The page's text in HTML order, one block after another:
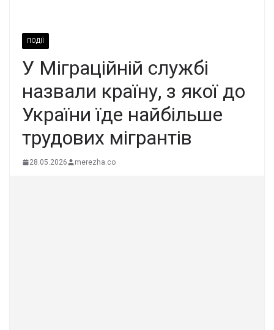
ПОДІЇ
У Міграційній службі
назвали країну, з якої до
України їде найбільше
трудових мігрантів
28.05.2026 merezha.co